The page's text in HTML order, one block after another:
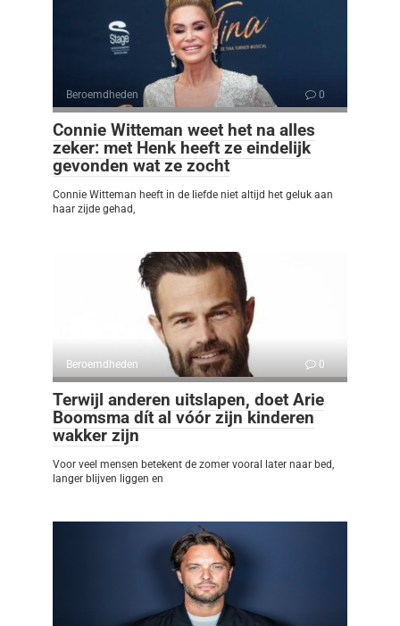
Beroemdheden 0
Connie Witteman weet het na alles
zeker: met Henk heeft ze eindelijk
gevonden wat ze zocht
Connie Witteman heeft in de liefde niet altijd het geluk aan
haar zijde gehad,
Beroemdheden 0
Terwijl anderen uitslapen, doet Arie
Boomsma dít al vóór zijn kinderen
wakker zijn
Voor veel mensen betekent de zomer vooral later naar bed,
langer blijven liggen en